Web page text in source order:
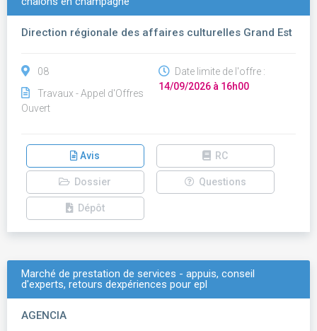
Direction régionale des affaires culturelles Grand Est
08
Travaux - Appel d'Offres
Ouvert
Date limite de l'offre :
14/09/2026 à 16h00
Avis RC
Dossier Questions
Dépôt
Marché de prestation de services - appuis, conseil
d'experts, retours dexpériences pour epl
AGENCIA